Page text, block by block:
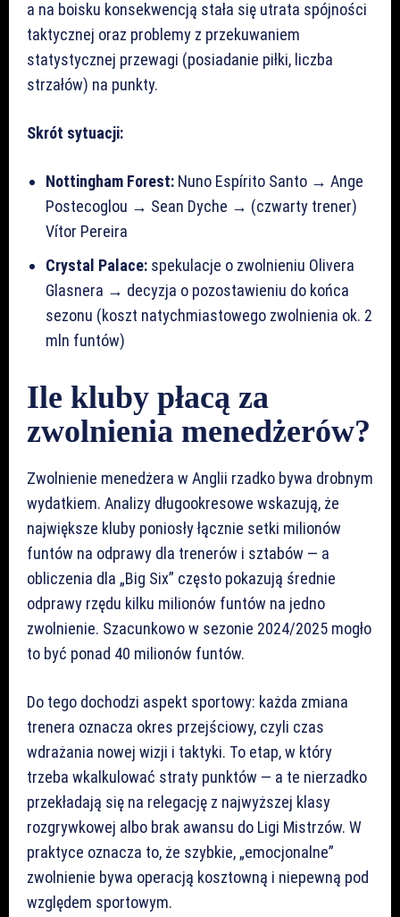
a na boisku konsekwencją stała się utrata spójności
taktycznej oraz problemy z przekuwaniem
statystycznej przewagi (posiadanie piłki, liczba
strzałów) na punkty.
Skrót sytuacji:
Nottingham Forest: Nuno Espírito Santo → Ange
Postecoglou → Sean Dyche → (czwarty trener)
Vítor Pereira
Crystal Palace: spekulacje o zwolnieniu Olivera
Glasnera → decyzja o pozostawieniu do końca
sezonu (koszt natychmiastowego zwolnienia ok. 2
mln funtów)
Ile kluby płacą za
zwolnienia menedżerów?
Zwolnienie menedżera w Anglii rzadko bywa drobnym
wydatkiem. Analizy długookresowe wskazują, że
największe kluby poniosły łącznie setki milionów
funtów na odprawy dla trenerów i sztabów — a
obliczenia dla „Big Six” często pokazują średnie
odprawy rzędu kilku milionów funtów na jedno
zwolnienie. Szacunkowo w sezonie 2024/2025 mogło
to być ponad 40 milionów funtów.
Do tego dochodzi aspekt sportowy: każda zmiana
trenera oznacza okres przejściowy, czyli czas
wdrażania nowej wizji i taktyki. To etap, w który
trzeba wkalkulować straty punktów — a te nierzadko
przekładają się na relegację z najwyższej klasy
rozgrywkowej albo brak awansu do Ligi Mistrzów. W
praktyce oznacza to, że szybkie, „emocjonalne”
zwolnienie bywa operacją kosztowną i niepewną pod
względem sportowym.